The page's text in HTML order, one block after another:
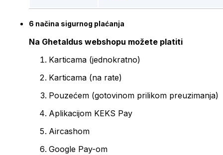
6 načina sigurnog plaćanja
Na Ghetaldus webshopu možete platiti
Karticama (jednokratno)
Karticama (na rate)
Pouzećem (gotovinom prilikom preuzimanja)
Aplikacijom KEKS Pay
Aircashom
Google Pay-om